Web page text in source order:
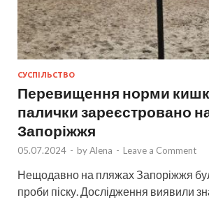
СУСПІЛЬСТВО
Перевищення норми
палички зареєстровано
Запоріжжя
05.07.2024 - byAlena - Leave a Comment
Нещодавно на пляжах Запоріжжя
проби піску. Дослідження виявили